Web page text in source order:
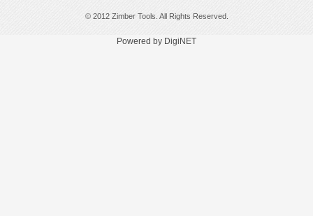
© 2012 Zimber Tools. All Rights Reserved.
Powered by DigiNET